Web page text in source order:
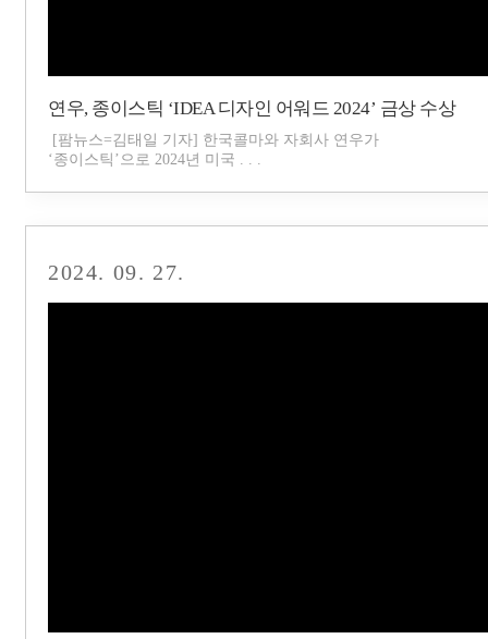
연우, 종이스틱 ‘IDEA 디자인 어워드 2024’ 금상 수상
[팜뉴스=김태일 기자] 한국콜마와 자회사 연우가
‘종이스틱’으로 2024년 미국 . . .
2024. 09. 27.